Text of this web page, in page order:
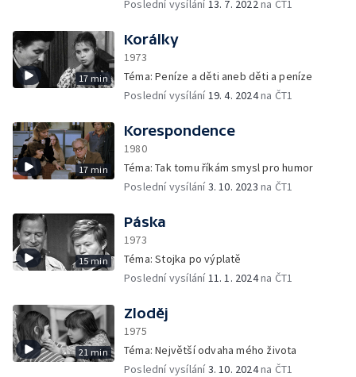
Poslední vysílání13. 7. 2022na ČT1
17 min
Korálky
1973
Téma: Peníze a děti aneb děti a peníze
Poslední vysílání19. 4. 2024na ČT1
17 min
Korespondence
1980
Téma: Tak tomu říkám smysl pro humor
Poslední vysílání3. 10. 2023 na ČT1
15 min
Páska
1973
Téma: Stojka po výplatě
Poslední vysílání11. 1. 2024na ČT1
21 min
Zloděj
1975
Téma: Největší odvaha mého života
Poslední vysílání3. 10. 2024na ČT1